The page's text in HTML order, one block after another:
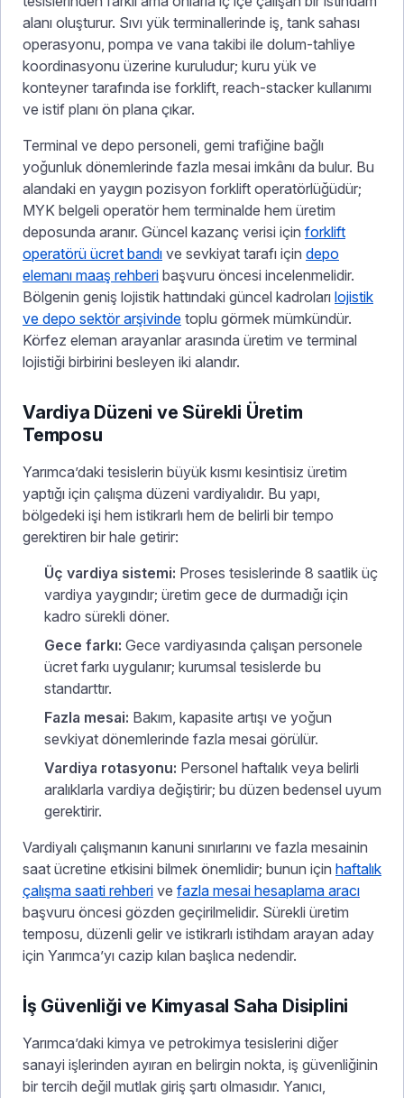
alanı oluşturur. Sıvı yük terminallerinde iş, tank sahası
operasyonu, pompa ve vana takibi ile dolum-tahliye
koordinasyonu üzerine kuruludur; kuru yük ve
konteyner tarafında ise forklift, reach-stacker kullanımı
ve istif planı ön plana çıkar.
Terminal ve depo personeli, gemi trafiğine bağlı
yoğunluk dönemlerinde fazla mesai imkânı da bulur. Bu
alandaki en yaygın pozisyon forklift operatörlüğüdür;
MYK belgeli operatör hem terminalde hem üretim
deposunda aranır. Güncel kazanç verisi için forklift
operatörü ücret bandı ve sevkiyat tarafı için depo
elemanı maaş rehberi başvuru öncesi incelenmelidir.
Bölgenin geniş lojistik hattındaki güncel kadroları lojistik
ve depo sektör arşivinde toplu görmek mümkündür.
Körfez eleman arayanlar arasında üretim ve terminal
lojistiği birbirini besleyen iki alandır.
Vardiya Düzeni ve Sürekli Üretim
Temposu
Yarımca’daki tesislerin büyük kısmı kesintisiz üretim
yaptığı için çalışma düzeni vardiyalıdır. Bu yapı,
bölgedeki işi hem istikrarlı hem de belirli bir tempo
gerektiren bir hale getirir:
Üç vardiya sistemi: Proses tesislerinde 8 saatlik üç
vardiya yaygındır; üretim gece de durmadığı için
kadro sürekli döner.
Gece farkı: Gece vardiyasında çalışan personele
ücret farkı uygulanır; kurumsal tesislerde bu
standarttır.
Fazla mesai: Bakım, kapasite artışı ve yoğun
sevkiyat dönemlerinde fazla mesai görülür.
Vardiya rotasyonu: Personel haftalık veya belirli
aralıklarla vardiya değiştirir; bu düzen bedensel uyum
gerektirir.
Vardiyalı çalışmanın kanuni sınırlarını ve fazla mesainin
saat ücretine etkisini bilmek önemlidir; bunun için haftalık
çalışma saati rehberi ve fazla mesai hesaplama aracı
başvuru öncesi gözden geçirilmelidir. Sürekli üretim
temposu, düzenli gelir ve istikrarlı istihdam arayan aday
için Yarımca’yı cazip kılan başlıca nedendir.
İş Güvenliği ve Kimyasal Saha Disiplini
Yarımca’daki kimya ve petrokimya tesislerini diğer
sanayi işlerinden ayıran en belirgin nokta, iş güvenliğinin
bir tercih değil mutlak giriş şartı olmasıdır. Yanıcı,